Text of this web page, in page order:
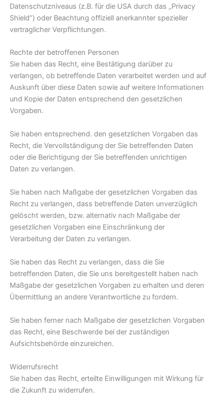
Datenschutzniveaus (z.B. für die USA durch das „Privacy
Shield“) oder Beachtung offiziell anerkannter spezieller
vertraglicher Verpflichtungen.
Rechte der betroffenen Personen
Sie haben das Recht, eine Bestätigung darüber zu
verlangen, ob betreffende Daten verarbeitet werden und auf
Auskunft über diese Daten sowie auf weitere Informationen
und Kopie der Daten entsprechend den gesetzlichen
Vorgaben.
Sie haben entsprechend. den gesetzlichen Vorgaben das
Recht, die Vervollständigung der Sie betreffenden Daten
oder die Berichtigung der Sie betreffenden unrichtigen
Daten zu verlangen.
Sie haben nach Maßgabe der gesetzlichen Vorgaben das
Recht zu verlangen, dass betreffende Daten unverzüglich
gelöscht werden, bzw. alternativ nach Maßgabe der
gesetzlichen Vorgaben eine Einschränkung der
Verarbeitung der Daten zu verlangen.
Sie haben das Recht zu verlangen, dass die Sie
betreffenden Daten, die Sie uns bereitgestellt haben nach
Maßgabe der gesetzlichen Vorgaben zu erhalten und deren
Übermittlung an andere Verantwortliche zu fordern.
Sie haben ferner nach Maßgabe der gesetzlichen Vorgaben
das Recht, eine Beschwerde bei der zuständigen
Aufsichtsbehörde einzureichen.
Widerrufsrecht
Sie haben das Recht, erteilte Einwilligungen mit Wirkung für
die Zukunft zu widerrufen.